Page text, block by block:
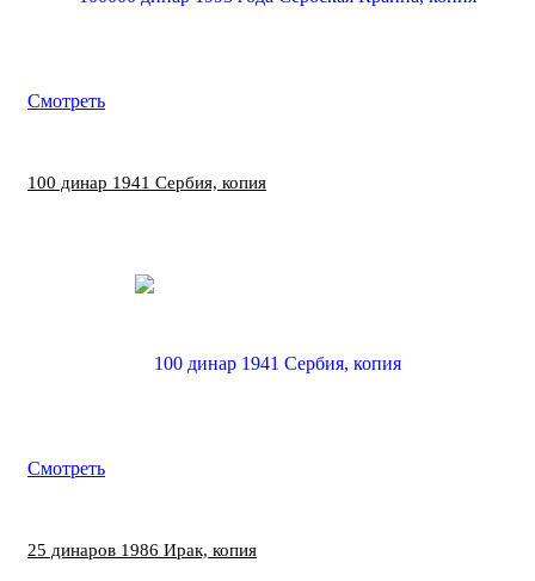
Смотреть
100 динар 1941 Сербия, копия
Смотреть
25 динаров 1986 Ирак, копия